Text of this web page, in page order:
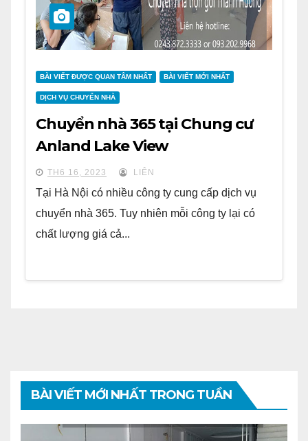
BÀI VIẾT ĐƯỢC QUAN TÂM NHẤT BÀI VIẾT MỚI NHẤT
DỊCH VỤ CHUYỂN NHÀ
Chuyển nhà 365 tại Chung cư
Anland Lake View
TH6 16, 2023 LIÊN
Tại Hà Nội có nhiều công ty cung cấp dịch vụ
chuyển nhà 365. Tuy nhiên mỗi công ty lại có
chất lượng giá cả...
BÀI VIẾT MỚI NHẤT TRONG TUẦN